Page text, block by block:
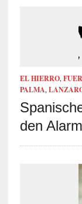
EL HIERRO,
PALMA,
den